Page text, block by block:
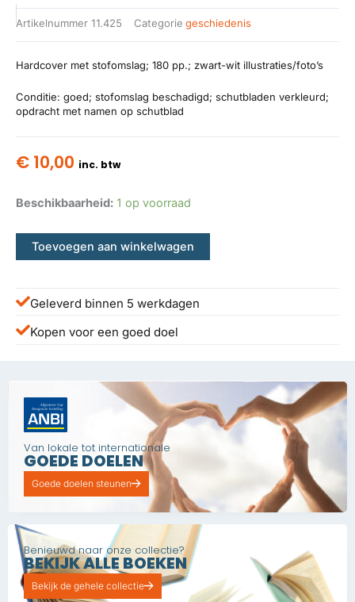
Artikelnummer 11.425 Categorie geschiedenis
Hardcover met stofomslag; 180 pp.; zwart-wit illustraties/foto’s
Conditie: goed; stofomslag beschadigd; schutbladen verkleurd;
opdracht met namen op schutblad
€ 10,00 inc. btw
Beschikbaarheid: 1 op voorraad
Toevoegen aan winkelwagen
Geleverd binnen 5 werkdagen
Kopen voor een goed doel
Van lokale tot internationale
GOEDE DOELEN
Goede doelen steunen
Benieuwd naar onze collectie?
BEKIJK ALLE BOEKEN
Bekijk de gehele collectie